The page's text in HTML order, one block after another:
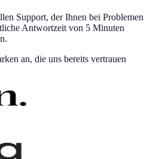
Support, der Ihnen bei Problemen
Antwortzeit von 5 Minuten
an, die uns bereits vertrauen